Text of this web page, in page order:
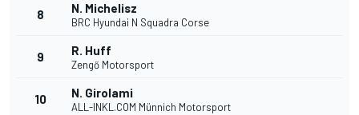
8 N. Michelisz
BRC Hyundai N Squadra Corse
9 R. Huff
Zengő Motorsport
10 N. Girolami
ALL-INKL.COM Münnich Motorsport